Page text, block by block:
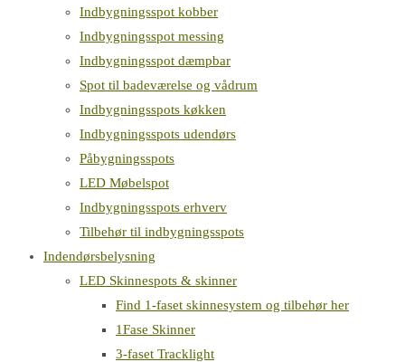
Indbygningsspot kobber
Indbygningsspot messing
Indbygningsspot dæmpbar
Spot til badeværelse og vådrum
Indbygningsspots køkken
Indbygningsspots udendørs
Påbygningsspots
LED Møbelspot
Indbygningsspots erhverv
Tilbehør til indbygningsspots
Indendørsbelysning
LED Skinnespots & skinner
Find 1-faset skinnesystem og tilbehør her
1Fase Skinner
3-faset Tracklight